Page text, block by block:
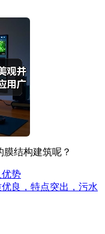
结构建筑呢？
优势
良，特点突出，污水